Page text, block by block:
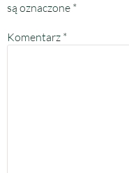
są oznaczone *
Komentarz *